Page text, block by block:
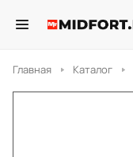
Главная Каталог